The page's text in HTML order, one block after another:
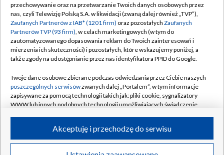
Abonament TVP
Emisja w TVP
Centrum informacji TVP
Naziemna Telewizja Cyfrowa
Rada Programowa
System NOS
Informacje o nadawcy
Program dla prasy
Regulamin TVP
Polityka prywatności
Moje zgody
Pomoc
Kontakt
Kanały
©2026 Telewizja Polska S.A. w likwidacji
przechowywanie oraz na przetwarzanie Twoich danych osobowych przez
nas, czyli Telewizję Polską S.A. w likwidacji (zwaną dalej również „TVP”),
Zaufanych Partnerów z IAB* (1201 firm) oraz pozostałych Zaufanych
Partnerów TVP (93 firm), w celach marketingowych (w tym do
zautomatyzowanego dopasowania reklam do Twoich zainteresowań i
mierzenia ich skuteczności) i pozostałych, które wskazujemy poniżej, a
także zgody na udostępnianie przez nas identyfikatora PPID do Google.
Twoje dane osobowe zbierane podczas odwiedzania przez Ciebie naszych
poszczególnych serwisówzwanych dalej „Portalem”, w tym informacje
zapisywane za pomocą technologii takich jak: pliki cookie, sygnalizatory
WWW lub innych podobnych technologii umożliwiających świadczenie
ruchu w Internecie.
Twoje dane osobowe zbierane podczas odwiedzania przez Ciebie
Akceptuję i przechodzę do serwisu